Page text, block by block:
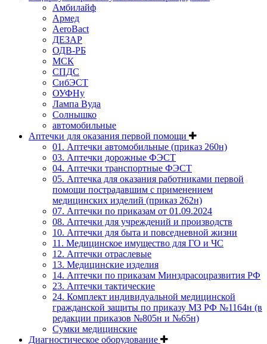
Амбилайф
Армед
AeroBact
ДЕЗАР
ОДВ-РБ
МСК
СПДС
СибЭСТ
ОУФНу
Лампа Вуда
Солнышко
автомобильные
Аптечки для оказания первой помощи
01. Аптечки автомобильные (приказ 260н)
03. Аптечки дорожные ФЭСТ
04. Аптечки транспортные ФЭСТ
05. Аптечка для оказания работниками первой
помощи пострадавшим с применением
медицинских изделий (приказ 262н)
07. Аптечки по приказам от 01.09.2024
08. Аптечки для учреждений и производств
10. Аптечки для быта и повседневной жизни
11. Медицинское имущество для ГО и ЧС
12. Аптечки отраслевые
13. Медицинские изделия
14. Аптечки по приказам Минздрасоцразвития РФ
23. Аптечки тактические
24. Комплект индивидуальной медицинской
гражданской защиты по приказу МЗ РФ №1164н (в
редакции приказов №805н и №65н)
Сумки медицинские
Диагностическое оборудование